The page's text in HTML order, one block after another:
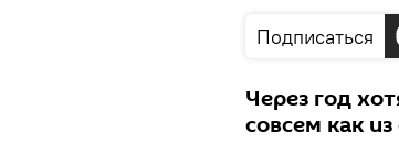
Подписаться
Через год
совсем как